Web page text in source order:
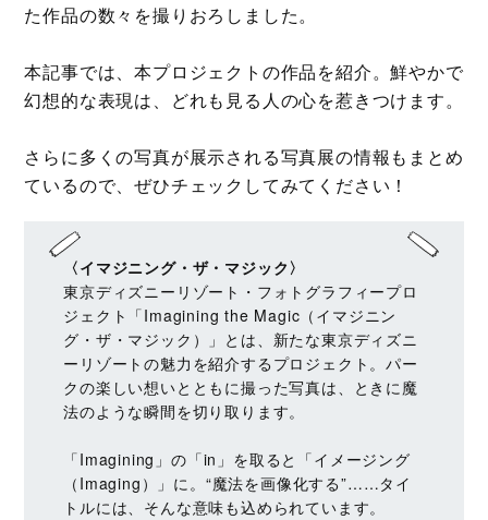
た作品の数々を撮りおろしました。
本記事では、本プロジェクトの作品を紹介。鮮やかで
幻想的な表現は、どれも見る人の心を惹きつけます。
さらに多くの写真が展示される写真展の情報もまとめ
ているので、ぜひチェックしてみてください！
〈イマジニング・ザ・マジック〉
東京ディズニーリゾート・フォトグラフィープロ
ジェクト「Imagining the Magic（イマジニン
グ・ザ・マジック）」とは、新たな東京ディズニ
ーリゾートの魅力を紹介するプロジェクト。パー
クの楽しい想いとともに撮った写真は、ときに魔
法のような瞬間を切り取ります。
「Imagining」の「in」を取ると「イメージング
（Imaging）」に。“魔法を画像化する”……タイ
トルには、そんな意味も込められています。